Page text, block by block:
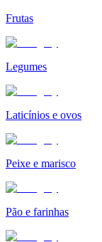
Frutas
Legumes
Laticínios e ovos
Peixe e marisco
Pão e farinhas